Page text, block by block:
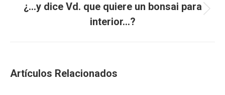
Publicación
siguiente:
¿…y dice Vd. que quiere un bonsai para
interior…?
Artículos Relacionados